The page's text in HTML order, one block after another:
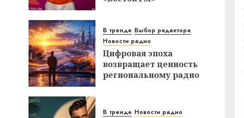
В тренде Выбор редактора
Новости радио
Цифровая эпоха
возвращает ценность
региональному радио
В тренде Новости радио